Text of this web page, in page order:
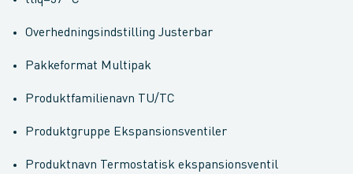
Overhedningsindstilling Justerbar
Pakkeformat Multipak
Produktfamilienavn TU/TC
Produktgruppe Ekspansionsventiler
Produktnavn Termostatisk ekspansionsventil